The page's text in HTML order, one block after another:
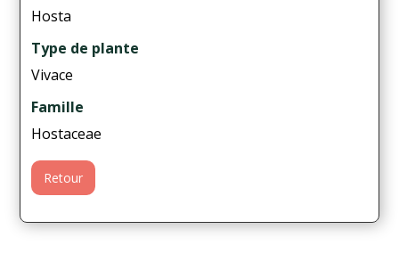
Hosta
Type de plante
Vivace
Famille
Hostaceae
Retour